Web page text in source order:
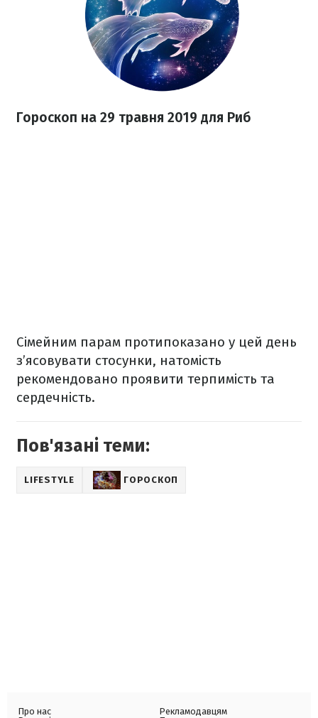
Гороскоп на 29 травня 2019 для Риб
Сімейним парам протипоказано у цей день
з’ясовувати стосунки, натомість
рекомендовано проявити терпимість та
сердечність.
Пов'язані теми:
LIFESTYLE ГОРОСКОП
Про нас
Рекламодавцям